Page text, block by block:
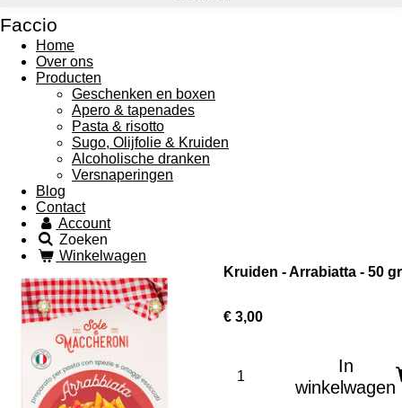
Faccio
Home
Over ons
Producten
Geschenken en boxen
Apero & tapenades
Pasta & risotto
Sugo, Olijfolie & Kruiden
Alcoholische dranken
Versnaperingen
Blog
Contact
Account
Zoeken
Winkelwagen
Kruiden - Arrabiatta - 50 gr
€ 3,00
In
winkelwagen